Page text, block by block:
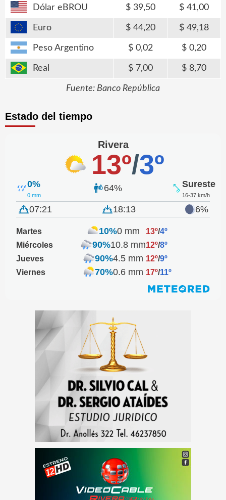
Dólar eBROU 39,50 41,00
Euro 44,20 49,18
Peso Argentino 0,02 0,20
Real 7,00 8,70
Fuente: Banco República
Estado del tiempo
Rivera
13º/3º
0%
0 mm
64% Sureste
16-37 km/h
07:21 18:13 6%
Martes 10%0 mm 13º/4º
Miércoles
90%10.8 mm12º/8º
Jueves
90%4.5 mm 12º/9º
Viernes
70%0.6 mm 17º/11º